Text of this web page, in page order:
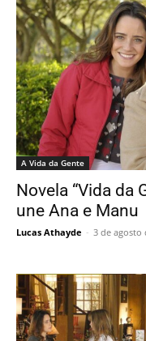
A Vida da Gente
Novela “Vida da
une Ana e Manu
Lucas Athayde - 3 de agosto